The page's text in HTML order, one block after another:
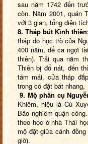
sau năm 1742 đến
còn. Năm 2001, quán
với 3 gian, tổng diện
8. Tháp bút Kình
tháp do học trò của
400 năm, để ca ngợi
thiên). Trải qua năm
Thiên bị đổ nát, đến
tám mái, cửa tháp
trong có đặt bát nhang,
9. Mộ phần cụ
Khiêm, hiệu là Cù
Bảo nghiêm quận
theo học ở nhà Thái
mộ đặt giữa cánh
giờ).